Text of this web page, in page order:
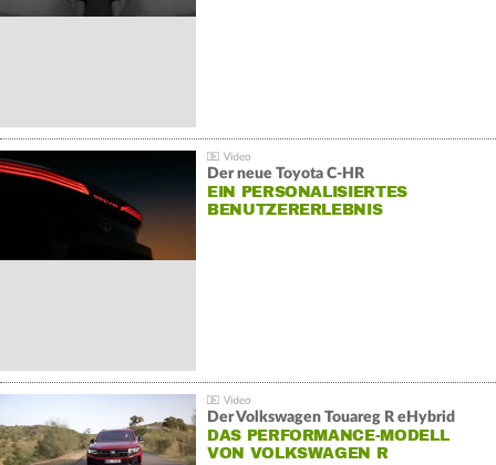
Der neue Toyota C-HR
EIN PERSONALISIERTES
BENUTZERERLEBNIS
Der Volkswagen Touareg R eHybrid
DAS PERFORMANCE-MODELL
VON VOLKSWAGEN R